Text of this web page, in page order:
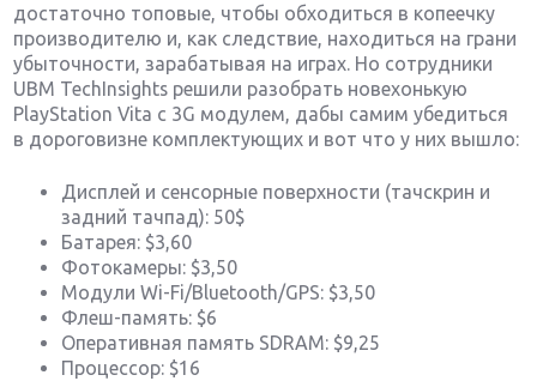
достаточно топовые, чтобы обходиться в копеечку
производителю и, как следствие, находиться на грани
убыточности, зарабатывая на играх. Но сотрудники
UBM TechInsights решили разобрать новехонькую
PlayStation Vita с 3G модулем, дабы самим убедиться
в дороговизне комплектующих и вот что у них вышло:
Дисплей и сенсорные поверхности (тачскрин и
задний тачпад): 50$
Батарея: $3,60
Фотокамеры: $3,50
Модули Wi-Fi/Bluetooth/GPS: $3,50
Флеш-память: $6
Оперативная память SDRAM: $9,25
Процессор: $16